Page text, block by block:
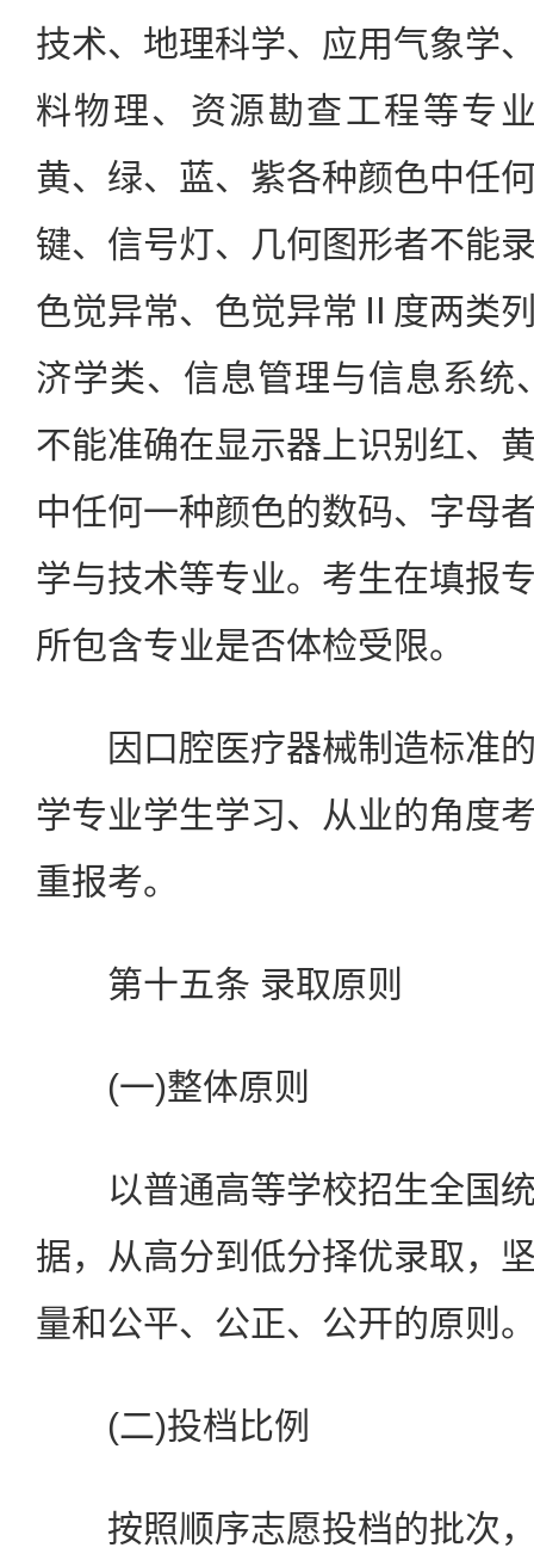
技术、地理科学、应用气象学
料物理、资源勘查工程等专
黄、绿、蓝、紫各种颜色中任
键、信号灯、几何图形者不能
色觉异常、色觉异常Ⅱ度两类
济学类、信息管理与信息系统
不能准确在显示器上识别红、
中任何一种颜色的数码、字母
学与技术等专业。考生在填报
所包含专业是否体检受限。
因口腔医疗器械制造标准的
学专业学生学习、从业的角度
重报考。
第十五条 录取原则
(一)整体原则
以普通高等学校招生全国统
据，从高分到低分择优录取，
量和公平、公正、公开的原则
(二)投档比例
按照顺序志愿投档的批次，